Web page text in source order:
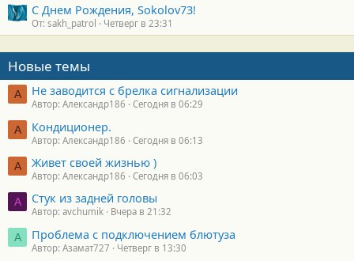
С Днем Рождения, Sokolov73!
От: sakh_patrol Четверг в 23:31
Новые темы
А Не заводится с брелка сигнализации
Автор: Александр186 Сегодня в 06:29
А Кондиционер.
Автор: Александр186 Сегодня в 06:13
А Живет своей жизнью )
Автор: Александр186 Сегодня в 06:03
A Стук из задней головы
Автор: avchumik Вчера в 21:32
А Проблема с подключением блютуза
Автор: Азамат727 Четверг в 13:30